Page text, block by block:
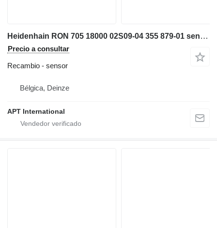
Heidenhain RON 705 18000 02S09-04 355 879-01 sensor para maquinaria industrial
Precio a consultar
Recambio - sensor
Bélgica, Deinze
APT International